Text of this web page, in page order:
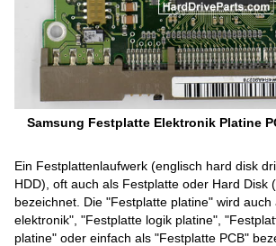
Samsung Festplatte Elektronik Platine
Ein Festplattenlaufwerk (englisch hard disk
HDD), oft auch als Festplatte oder Hard Disk
bezeichnet. Die "Festplatte platine" wird auch
elektronik", "Festplatte logik platine",
platine" oder einfach als "Festplatte PCB"